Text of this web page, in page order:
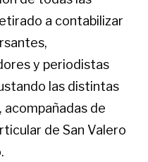
a contabilizar
y periodistas
las distintas
de
de San Valero